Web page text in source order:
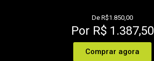
De R$1.850,00
Por R$ 1.387,50
Comprar agora